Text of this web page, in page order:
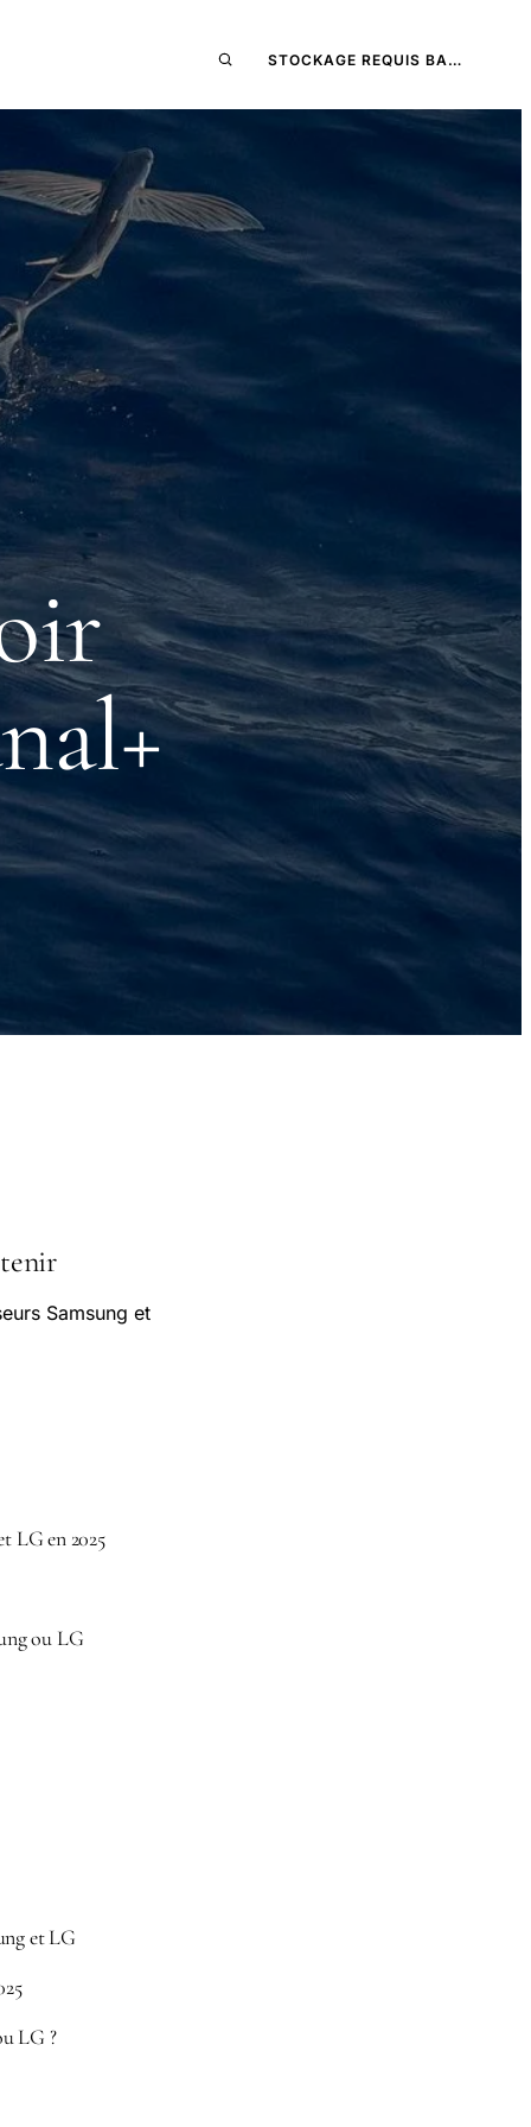
STOCKAGE REQUIS BA…
Samsung et
LG en 2025
ou LG
et LG
LG ?